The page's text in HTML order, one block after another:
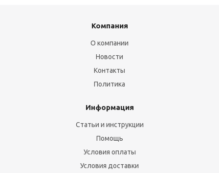
Компания
О компании
Новости
Контакты
Политика
Информация
Статьи и инструкции
Помощь
Условия оплаты
Условия доставки